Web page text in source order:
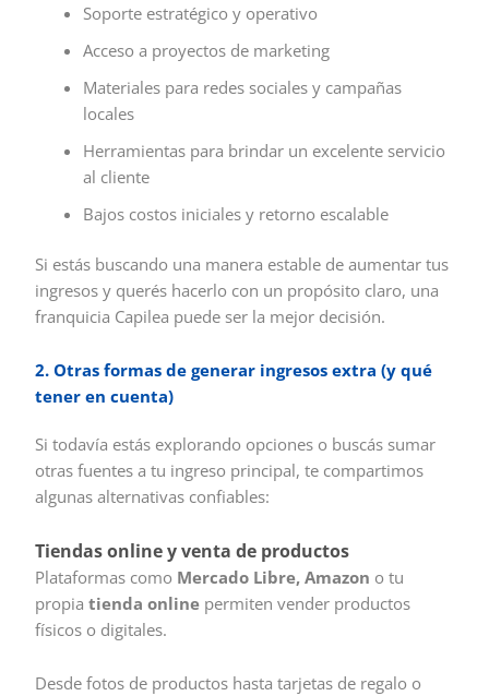
Soporte estratégico y operativo
Acceso a proyectos de marketing
Materiales para redes sociales y campañas
locales
Herramientas para brindar un excelente servicio
al cliente
Bajos costos iniciales y retorno escalable
Si estás buscando una manera estable de aumentar tus
ingresos y querés hacerlo con un propósito claro, una
franquicia Capilea puede ser la mejor decisión.
2. Otras formas de generar ingresos extra (y qué
tener en cuenta)
Si todavía estás explorando opciones o buscás sumar
otras fuentes a tu ingreso principal, te compartimos
algunas alternativas confiables:
Tiendas online y venta de productos
Plataformas como Mercado Libre, Amazon o tu
propiatienda online permiten vender productos
físicos o digitales.
Desde fotos de productos hasta tarjetas de regalo o